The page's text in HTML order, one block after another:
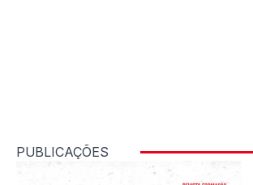
PUBLICAÇÕES